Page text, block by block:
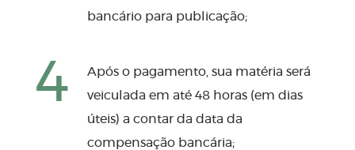
bancário para publicação;
4
Após o pagamento, sua matéria será
veiculada em até 48 horas (em dias
úteis) a contar da data da
compensação bancária;